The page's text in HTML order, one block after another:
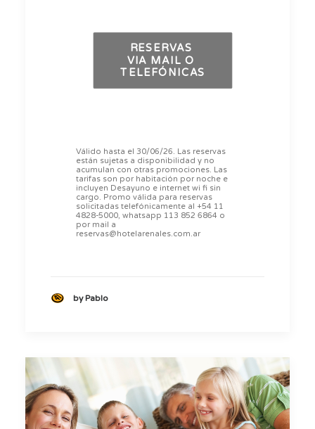
RESERVAS
VIA MAIL O
TELEFÓNICAS
Válido hasta el 30/06/26. Las reservas
están sujetas a disponibilidad y no
acumulan con otras promociones. Las
tarifas son por habitación por noche e
incluyen Desayuno e internet wi fi sin
cargo. Promo válida para reservas
solicitadas telefónicamente al +54 11
4828-5000, whatsapp 113 852 6864 o
por mail a
reservas@hotelarenales.com.ar
by Pablo